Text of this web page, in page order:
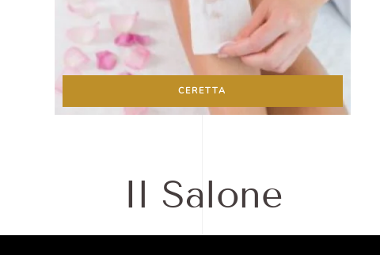
CERETTA
Il Salone